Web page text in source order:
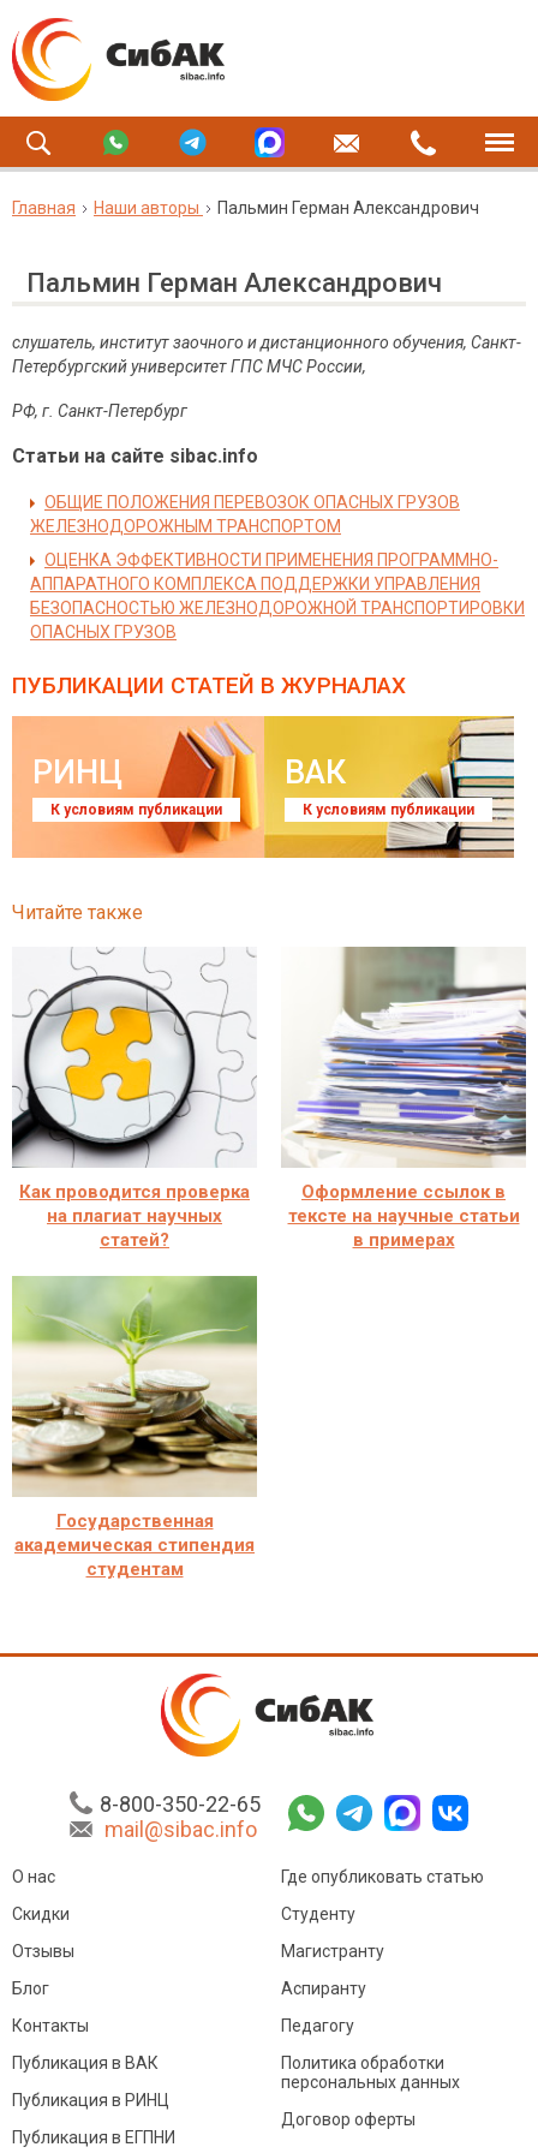
Главная Наши авторы Пальмин Герман Александрович
Пальмин Герман Александрович
слушатель, институт заочного и дистанционного обучения, Санкт-
Петербургский университет ГПС МЧС России,
РФ, г. Санкт-Петербург
Статьи на сайте sibac.info
ОБЩИЕ ПОЛОЖЕНИЯ ПЕРЕВОЗОК ОПАСНЫХ ГРУЗОВ
ЖЕЛЕЗНОДОРОЖНЫМ ТРАНСПОРТОМ
ОЦЕНКА ЭФФЕКТИВНОСТИ ПРИМЕНЕНИЯ ПРОГРАММНО-
АППАРАТНОГО КОМПЛЕКСА ПОДДЕРЖКИ УПРАВЛЕНИЯ
БЕЗОПАСНОСТЬЮ ЖЕЛЕЗНОДОРОЖНОЙ ТРАНСПОРТИРОВКИ
ОПАСНЫХ ГРУЗОВ
ПУБЛИКАЦИИ СТАТЕЙ В ЖУРНАЛАХ
РИНЦ
К условиям публикации
ВАК
К условиям публикации
Читайте также
Как проводится проверка
на плагиат научных
статей?
Оформление ссылок в
тексте на научные статьи
в примерах
Государственная
академическая стипендия
студентам
8-800-350-22-65
mail@sibac.info
О нас
Скидки
Отзывы
Блог
Контакты
Где опубликовать статью
Студенту
Магистранту
Аспиранту
Педагогу
Публикация в ВАК
Публикация в РИНЦ
Публикация в ЕГПНИ
Политика обработки
персональных данных
Договор оферты